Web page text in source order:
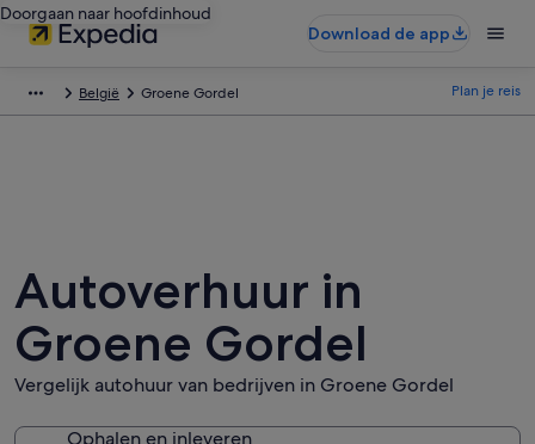
Doorgaan naar hoofdinhoud
Download de app
België Groene Gordel Plan je reis
Autoverhuur in
Groene Gordel
Vergelijk autohuur van bedrijven in Groene Gordel
Ophalen en inleveren